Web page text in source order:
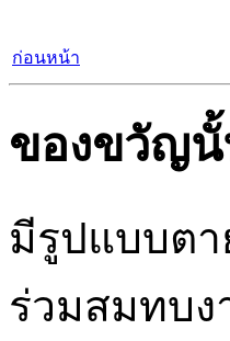
ก่อนหน้า
ของขวัญ
มีรูปแบบต
ร่วมสมทบง